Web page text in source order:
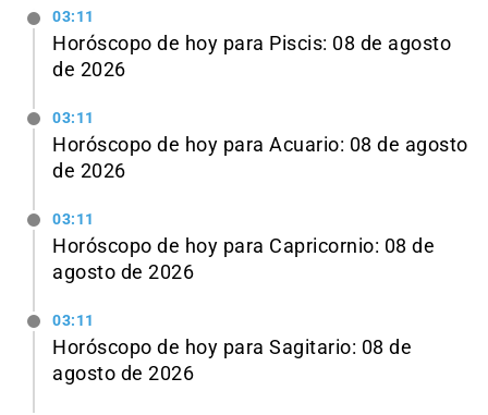
03:11
Horóscopo de hoy para Piscis: 08 de agosto
de 2026
03:11
Horóscopo de hoy para Acuario: 08 de agosto
de 2026
03:11
Horóscopo de hoy para Capricornio: 08 de
agosto de 2026
03:11
Horóscopo de hoy para Sagitario: 08 de
agosto de 2026